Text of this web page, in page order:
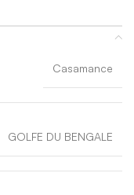
Casamance
GOLFE DU BENGALE